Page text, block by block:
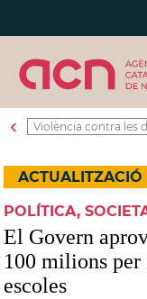
‹ Violència contra les
ACTUALITZACIÓ
POLÍTICA,
El Govern
100 milions
escoles